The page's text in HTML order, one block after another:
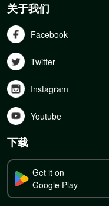
关于我们
Facebook
Twitter
Instagram
Youtube
下载
Get it on
Google Play